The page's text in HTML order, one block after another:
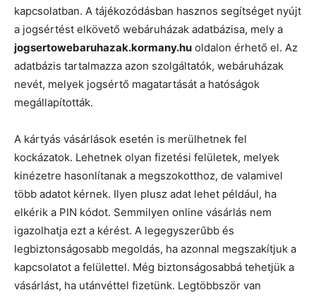
kapcsolatban. A tájékozódásban hasznos segítséget nyújt
a jogsértést elkövető webáruházak adatbázisa, mely a
jogsertowebaruhazak.kormany.hu oldalon érhető el. Az
adatbázis tartalmazza azon szolgáltatók, webáruházak
nevét, melyek jogsértő magatartását a hatóságok
megállapították.
A kártyás vásárlások esetén is merülhetnek fel
kockázatok. Lehetnek olyan fizetési felületek, melyek
kinézetre hasonlítanak a megszokotthoz, de valamivel
több adatot kérnek. Ilyen plusz adat lehet például, ha
elkérik a PIN kódot. Semmilyen online vásárlás nem
igazolhatja ezt a kérést. A legegyszerűbb és
legbiztonságosabb megoldás, ha azonnal megszakítjuk a
kapcsolatot a felülettel. Még biztonságosabbá tehetjük a
vásárlást, ha utánvéttel fizetünk. Legtöbbször van